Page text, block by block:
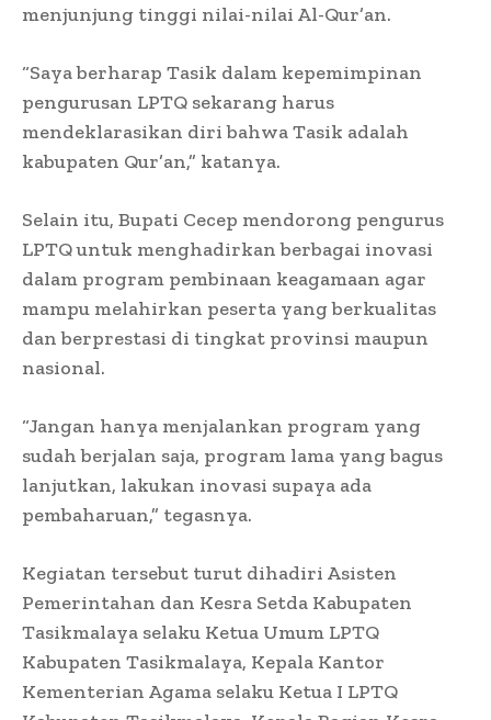
menjunjung tinggi nilai-nilai Al-Qur’an.
“Saya berharap Tasik dalam kepemimpinan
pengurusan LPTQ sekarang harus
mendeklarasikan diri bahwa Tasik adalah
kabupaten Qur’an,” katanya.
Selain itu, Bupati Cecep mendorong pengurus
LPTQ untuk menghadirkan berbagai inovasi
dalam program pembinaan keagamaan agar
mampu melahirkan peserta yang berkualitas
dan berprestasi di tingkat provinsi maupun
nasional.
“Jangan hanya menjalankan program yang
sudah berjalan saja, program lama yang bagus
lanjutkan, lakukan inovasi supaya ada
pembaharuan,” tegasnya.
Kegiatan tersebut turut dihadiri Asisten
Pemerintahan dan Kesra Setda Kabupaten
Tasikmalaya selaku Ketua Umum LPTQ
Kabupaten Tasikmalaya, Kepala Kantor
Kementerian Agama selaku Ketua I LPTQ